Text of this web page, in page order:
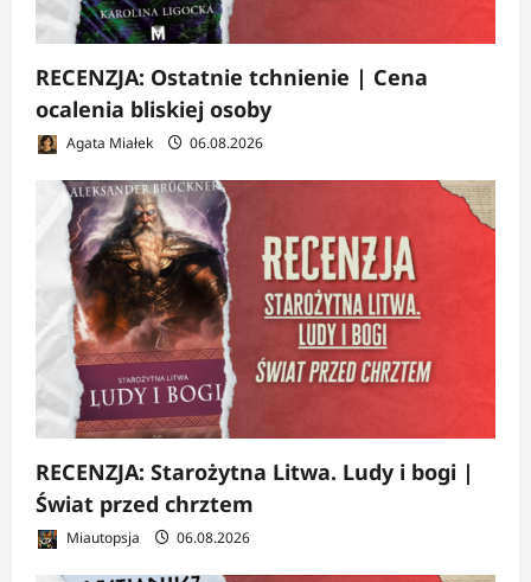
RECENZJA: Ostatnie tchnienie | Cena
ocalenia bliskiej osoby
Agata Miałek 06.08.2026
RECENZJA: Starożytna Litwa. Ludy i bogi |
Świat przed chrztem
Miautopsja 06.08.2026